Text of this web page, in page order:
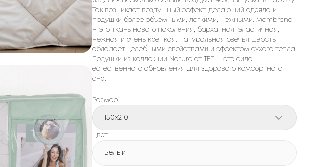
Так возникает воздушный эффект, делающий одеяла и
подушки более объемными, легкими, нежными. Membrana
– это ткань нового поколения, бархатная, эластичная,
нежная и очень крепкая. Натуральная овечья шерсть
обладает целебными свойствами и эффектом сухого тепла.
Подушки из коллекции Nature от ТЕП – это сила
естественного обновления для здорового комфортного
сна.
Размер
150x210
Цвет
Белый